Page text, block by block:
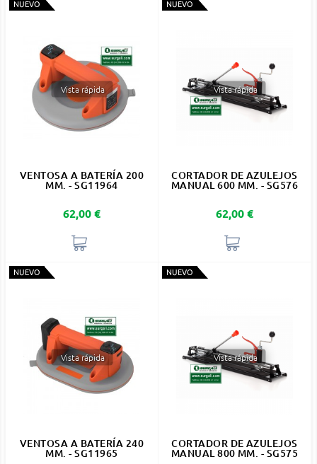
NUEVO
Vista rápida
VENTOSA A BATERÍA 200
MM. - SG11964
Precio
62,00 €
NUEVO
Vista rápida
CORTADOR DE AZULEJOS
MANUAL 600 MM. - SG576
Precio
62,00 €
NUEVO
Vista rápida
VENTOSA A BATERÍA 240
MM. - SG11965
NUEVO
Vista rápida
CORTADOR DE AZULEJOS
MANUAL 800 MM. - SG575